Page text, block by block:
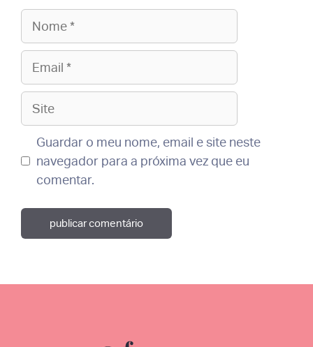
Guardar o meu nome, email e site neste
navegador para a próxima vez que eu
comentar.